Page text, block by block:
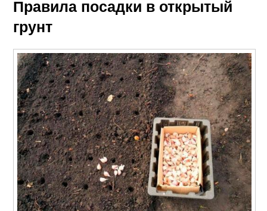
Правила посадки в открытый
грунт